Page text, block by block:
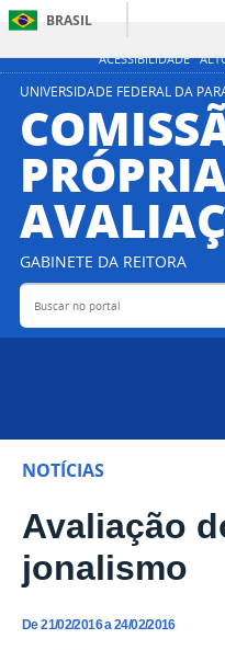
ACESSIBILIDADE
BRASIL
UNIVERSIDADE FEDERAL DA
GABINETE DA REITORA
Buscar no portal
NOTÍCIAS
Avaliação
jonalismo
De 21/02/2016 a 24/02/2016